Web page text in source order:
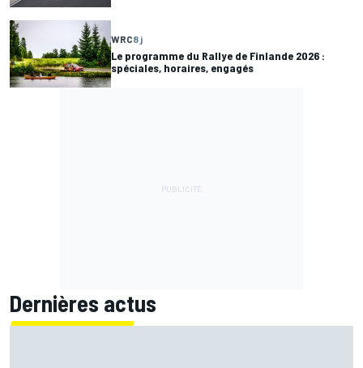
WRC8 j
Le programme du Rallye de Finlande 2026 :
spéciales, horaires, engagés
Dernières actus